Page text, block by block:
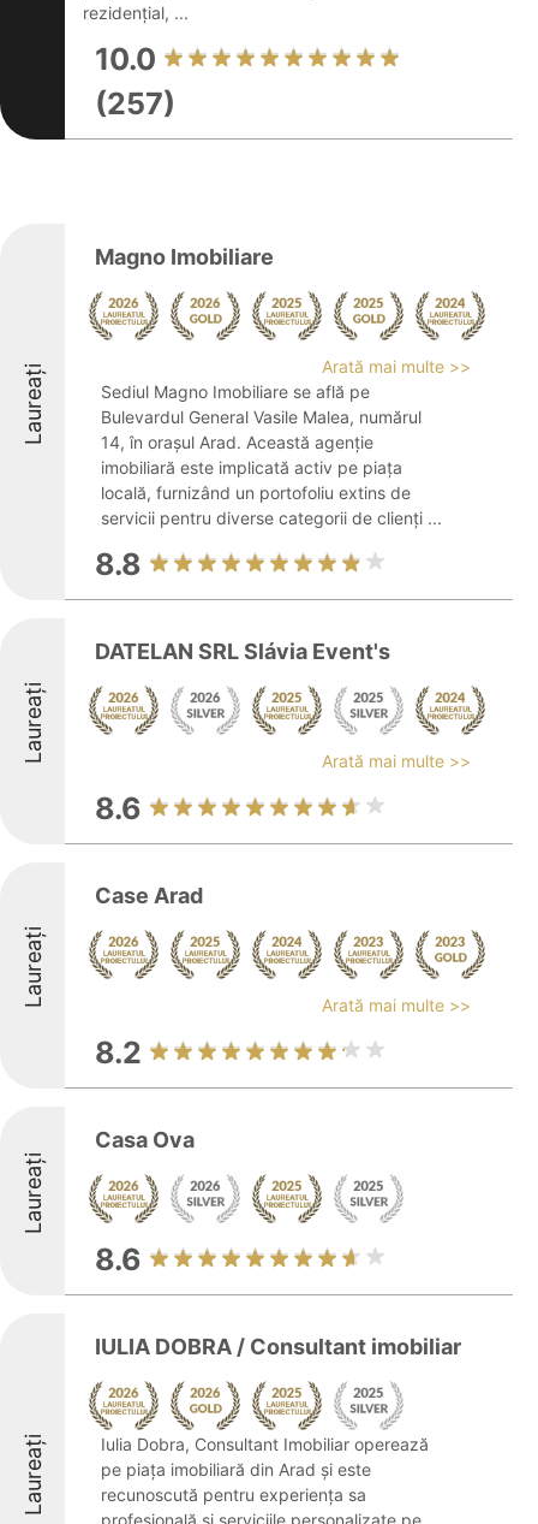
rezidențial, ...
10.0
(257)
Laureați
Magno Imobiliare
Arată mai multe >>
Sediul Magno Imobiliare se află pe
Bulevardul General Vasile Malea, numărul
14, în orașul Arad. Această agenție
imobiliară este implicată activ pe piața
locală, furnizând un portofoliu extins de
servicii pentru diverse categorii de clienți ...
8.8
Laureați
DATELAN SRL Slávia Event's
Arată mai multe >>
8.6
Laureați
Case Arad
Arată mai multe >>
8.2
Laureați
Casa Ova
8.6
Laureați
IULIA DOBRA / Consultant imobiliar
Iulia Dobra, Consultant Imobiliar operează
pe piața imobiliară din Arad și este
recunoscută pentru experiența sa
profesională și serviciile personalizate pe